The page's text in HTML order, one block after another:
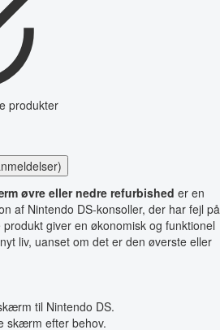
produkter
øvre eller nedre refurbished er en
af Nintendo DS-konsoller, der har fejl på
giver en økonomisk og funktionel
liv, uanset om det er den øverste eller
til Nintendo DS.
skærm efter behov.